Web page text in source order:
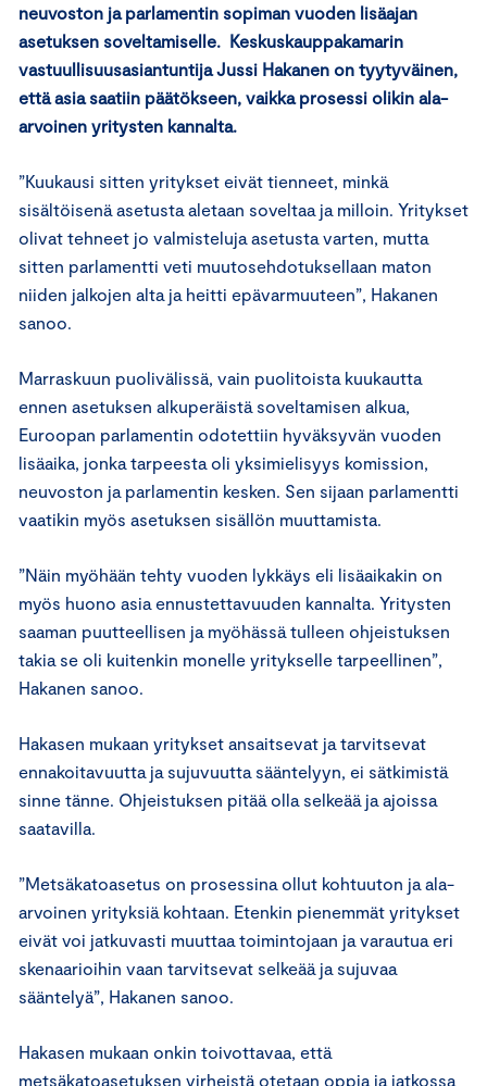
neuvoston ja parlamentin sopiman vuoden lisäajan
asetuksen soveltamiselle. Keskuskauppakamarin
vastuullisuusasiantuntija Jussi Hakanen on tyytyväinen,
että asia saatiin päätökseen, vaikka prosessi olikin ala-
arvoinen yritysten kannalta.
”Kuukausi sitten yritykset eivät tienneet, minkä
sisältöisenä asetusta aletaan soveltaa ja milloin. Yritykset
olivat tehneet jo valmisteluja asetusta varten, mutta
sitten parlamentti veti muutosehdotuksellaan maton
niiden jalkojen alta ja heitti epävarmuuteen”, Hakanen
sanoo.
Marraskuun puolivälissä, vain puolitoista kuukautta
ennen asetuksen alkuperäistä soveltamisen alkua,
Euroopan parlamentin odotettiin hyväksyvän vuoden
lisäaika, jonka tarpeesta oli yksimielisyys komission,
neuvoston ja parlamentin kesken. Sen sijaan parlamentti
vaatikin myös asetuksen sisällön muuttamista.
”Näin myöhään tehty vuoden lykkäys eli lisäaikakin on
myös huono asia ennustettavuuden kannalta. Yritysten
saaman puutteellisen ja myöhässä tulleen ohjeistuksen
takia se oli kuitenkin monelle yritykselle tarpeellinen”,
Hakanen sanoo.
Hakasen mukaan yritykset ansaitsevat ja tarvitsevat
ennakoitavuutta ja sujuvuutta sääntelyyn, ei sätkimistä
sinne tänne. Ohjeistuksen pitää olla selkeää ja ajoissa
saatavilla.
”Metsäkatoasetus on prosessina ollut kohtuuton ja ala-
arvoinen yrityksiä kohtaan. Etenkin pienemmät yritykset
eivät voi jatkuvasti muuttaa toimintojaan ja varautua eri
skenaarioihin vaan tarvitsevat selkeää ja sujuvaa
sääntelyä”, Hakanen sanoo.
Hakasen mukaan onkin toivottavaa, että
metsäkatoasetuksen virheistä otetaan oppia ja jatkossa